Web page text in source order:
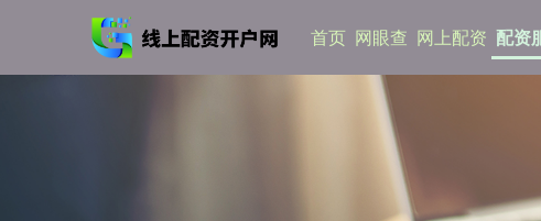
首页 网眼查 网上配资 配资